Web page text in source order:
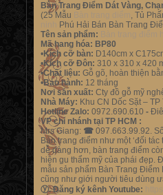
Bàn Trang Điểm Dát Vàng,
(25 Mẫu
, Tủ
Phú Hải Bán Bàn Trang
Tên sản phẩm:
Mã hang hóa: BP80
•Kích cỡ bàn: D140cm x
•Kích cỡ Đôn: 310 x 310 x 420
•Chất liệu: Gỗ gõ, hoàn thiện
•Bảo hành: 12 tháng
Nơi sản xuất: Cty đồ gỗ mỹ
Nhà Máy: Khu CN Dốc Sặt –
Hotline Zalo: 0972.690.610 -
VP chi nhánh tại TP HCM :
Mrs Giang: ☎ 097.663.99.92.
Bàn trang điểm như một ‘đối
dễ dàng hơn, bàn trang điểm
hiện gu thẩm mỹ của phái đẹp.
mẫu sản phẩm Bàn Trang Điểm
cũng như giới người tiêu dùng
ⓨ. Đăng ký kênh Youtube: